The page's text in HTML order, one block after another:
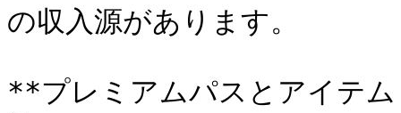
の収入源があります。
**プレミアムパスとアイテム